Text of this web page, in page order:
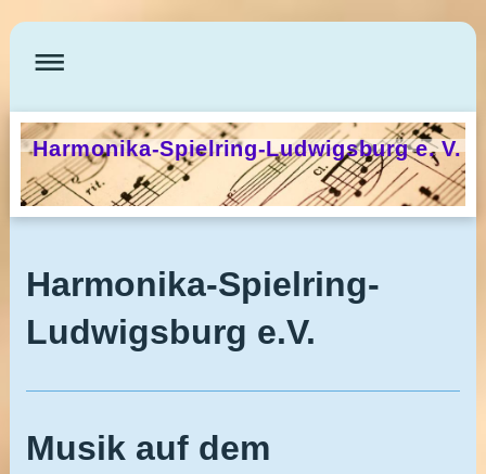
Harmonika-Spielring-Ludwigsburg e. V.
Harmonika-Spielring-
Ludwigsburg e.V.
Musik auf dem